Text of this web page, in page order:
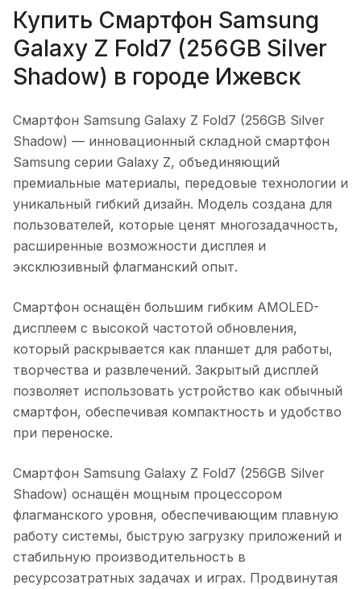
Купить Смартфон Samsung
Galaxy Z Fold7 (256GB Silver
Shadow) в городе Ижевск
Смартфон Samsung Galaxy Z Fold7 (256GB Silver
Shadow) — инновационный складной смартфон
Samsung серии Galaxy Z, объединяющий
премиальные материалы, передовые технологии и
уникальный гибкий дизайн. Модель создана для
пользователей, которые ценят многозадачность,
расширенные возможности дисплея и
эксклюзивный флагманский опыт.
Смартфон оснащён большим гибким AMOLED-
дисплеем с высокой частотой обновления,
который раскрывается как планшет для работы,
творчества и развлечений. Закрытый дисплей
позволяет использовать устройство как обычный
смартфон, обеспечивая компактность и удобство
при переноске.
Смартфон Samsung Galaxy Z Fold7 (256GB Silver
Shadow) оснащён мощным процессором
флагманского уровня, обеспечивающим плавную
работу системы, быструю загрузку приложений и
стабильную производительность в
ресурсозатратных задачах и играх. Продвинутая